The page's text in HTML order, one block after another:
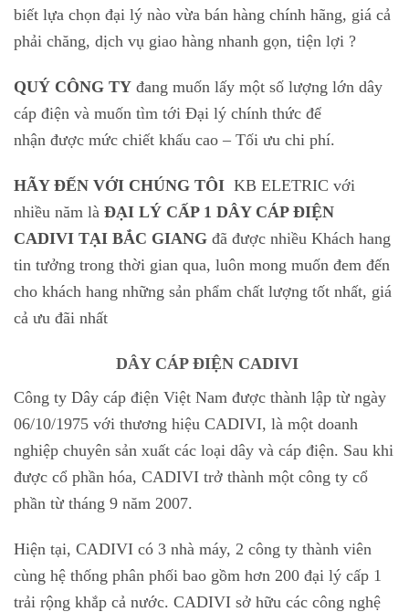
biết lựa chọn đại lý nào vừa bán hàng chính hãng, giá cả
phải chăng, dịch vụ giao hàng nhanh gọn, tiện lợi ?
QUÝ CÔNG TY đang muốn lấy một số lượng lớn dây
cáp điện và muốn tìm tới Đại lý chính thức để
nhận được mức chiết khấu cao – Tối ưu chi phí.
HÃY ĐẾN VỚI CHÚNG TÔI KB ELETRIC với
nhiều năm là ĐẠI LÝ CẤP 1 DÂY CÁP ĐIỆN
CADIVI TẠI BẮC GIANG đã được nhiều Khách hang
tin tưởng trong thời gian qua, luôn mong muốn đem đến
cho khách hang những sản phẩm chất lượng tốt nhất, giá
cả ưu đãi nhất
DÂY CÁP ĐIỆN CADIVI
Công ty Dây cáp điện Việt Nam được thành lập từ ngày
06/10/1975 với thương hiệu CADIVI, là một doanh
nghiệp chuyên sản xuất các loại dây và cáp điện. Sau khi
được cổ phần hóa, CADIVI trở thành một công ty cổ
phần từ tháng 9 năm 2007.
Hiện tại, CADIVI có 3 nhà máy, 2 công ty thành viên
cùng hệ thống phân phối bao gồm hơn 200 đại lý cấp 1
trải rộng khắp cả nước. CADIVI sở hữu các công nghệ